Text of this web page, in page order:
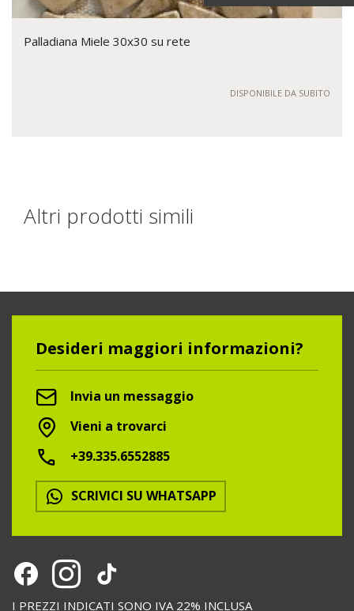
Palladiana Miele 30x30 su rete
DISPONIBILE DA SUBITO
Altri prodotti simili
Desideri maggiori informazioni?
Invia un messaggio
Vieni a trovarci
+39.335.6552885
SCRIVICI SU WHATSAPP
I PREZZI INDICATI SONO IVA 22% INCLUSA